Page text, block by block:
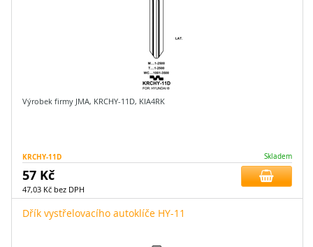
Výrobek firmy JMA, KRCHY-11D, KIA4RK
KRCHY-11D Skladem
57 Kč
47,03 Kč bez DPH
Dřík vystřelovacího autoklíče HY-11